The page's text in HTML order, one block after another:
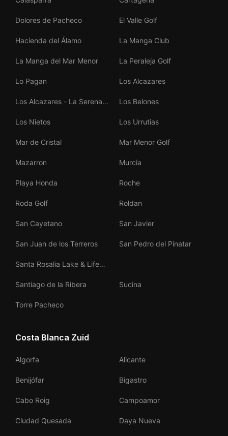
Dolores de Pacheco El Valle Golf
Hacienda del Álamo La Manga Club
La Manga del Mar Menor La Peraleja Golf
Lo Pagan Los Alcazares
Los Alcazares - La Serena
Los Belones
Los Nietos Los Urrutias
Mar de Cristal Mar Menor Golf
Mazarron Murcia
Playa Honda Roche
Roda Golf Roldan
San Cayetano San Javier
San Juan de los Terreros San Pedro del Pinatar
Santa Rosalia Lake & Life
Santiago de la Ribera
Sucina
Torre Pacheco
Costa Blanca Zuid
Algorfa Alicante
Benijófar Bigastro
Cabo Roig Campoamor
Ciudad Quesada Daya Nueva